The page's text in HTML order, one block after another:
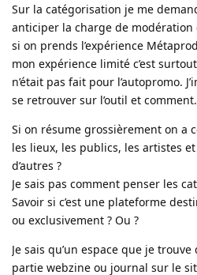
Sur la catégorisation je me
anticiper la charge de
si on prends l’expérience
mon expérience limité c’est
n’était pas fait pour l’autopromo.
se retrouver sur l’outil et comment.
Si on résume grossièrement on a
les lieux, les publics, les artistes
d’autres ?
Je sais pas comment penser les
Savoir si c’est une plateforme
ou exclusivement ? Ou ?
Je sais qu’un espace que je
partie webzine ou journal sur le